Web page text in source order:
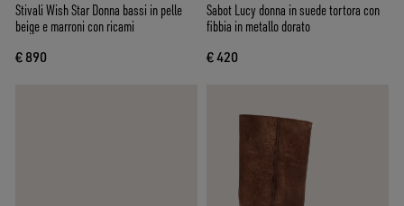
Stivali Wish Star Donna bassi in pelle
beige e marroni con ricami
€ 890
Sabot Lucy donna in suede tortora con
fibbia in metallo dorato
€ 420